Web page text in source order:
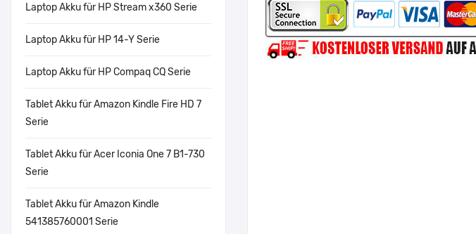
Laptop Akku für HP Stream x360 Serie
Laptop Akku für HP 14-Y Serie
Laptop Akku für HP Compaq CQ Serie
Tablet Akku für Amazon Kindle Fire HD 7
Serie
Tablet Akku für Acer Iconia One 7 B1-730
Serie
Tablet Akku für Amazon Kindle
541385760001 Serie